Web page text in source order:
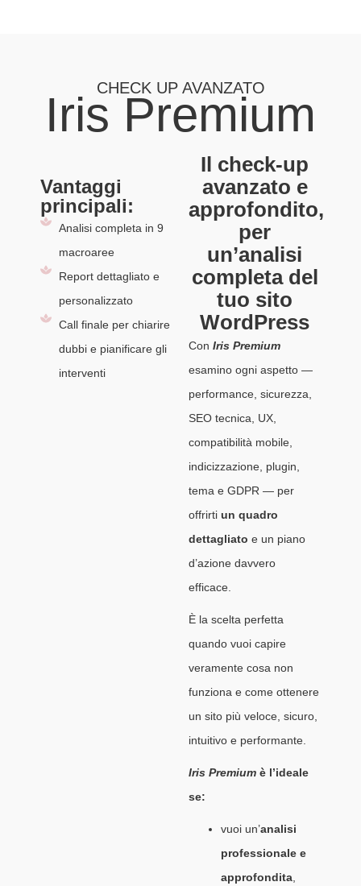
CHECK UP AVANZATO
Iris Premium
Il check-up
avanzato e
approfondito,
per
un’analisi
completa del
tuo sito
WordPress
Con Iris Premium
esamino ogni aspetto —
performance, sicurezza,
SEO tecnica, UX,
compatibilità mobile,
indicizzazione, plugin,
tema e GDPR — per
offrirti un quadro
dettagliato e un piano
d’azione davvero
efficace.
È la scelta perfetta
quando vuoi capire
veramente cosa non
funziona e come ottenere
un sito più veloce, sicuro,
intuitivo e performante.
Iris Premium è l’ideale
se:
vuoi un’analisi
professionale e
approfondita
Vantaggi
principali:
Analisi completa in 9
macroaree
Report dettagliato e
personalizzato
Call finale per chiarire
dubbi e pianificare gli
interventi